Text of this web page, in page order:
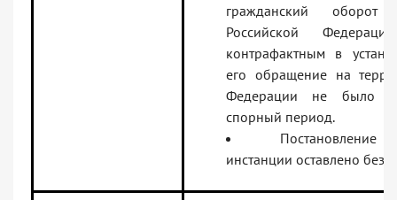
гражданский
Российской
контрафактным в
его обращение на
Федерации не было
спорный период.
инстанции оставлено без